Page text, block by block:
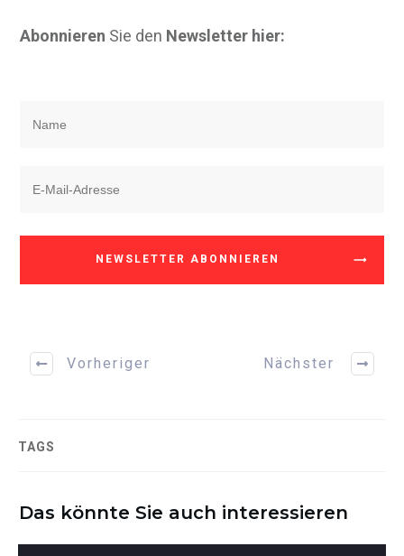
Abonnieren Sie den Newsletter hier:
NEWSLETTER ABONNIEREN
Vorheriger Nächster
TAGS
Das könnte Sie auch interessieren